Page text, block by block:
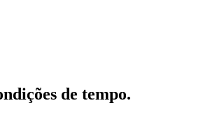
de tempo.